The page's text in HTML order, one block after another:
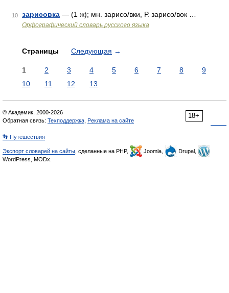
10 зарисовка — (1 ж); мн. зарисо/вки, Р. зарисо/вок …
Орфографический словарь русского языка
Страницы Следующая →
1 2 3 4 5 6 7 8
9
10
11 12 13
18+
© Академик, 2000-2026
Обратная связь: Техподдержка Реклама на сайте
👣 Путешествия
Экспорт словарей на сайты , сделанные на PHP, Joomla,
Drupal,
WordPress, MODx.